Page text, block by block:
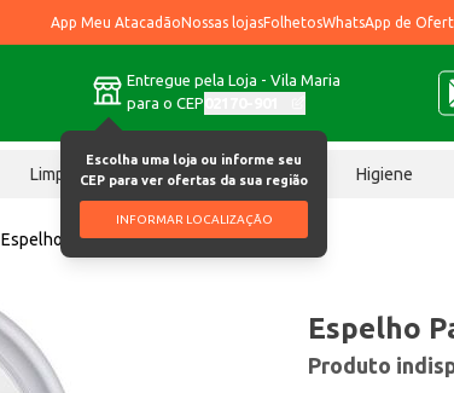
App Meu AtacadãoNossas lojasFolhetosWhatsApp de
Entregue pela Loja - Vila Maria
para o CEP
Escolha uma loja ou informe seu
CEP para ver ofertas da sua região
INFORMAR LOCALIZAÇÃO
Limpeza Chocolates Higiene
Espelho Espelho Pavão Redondo 50cm un
Espelho
Produto